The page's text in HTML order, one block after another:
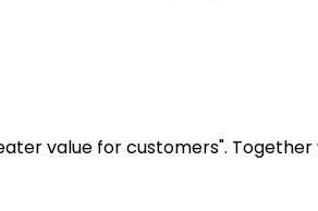
value for customers".